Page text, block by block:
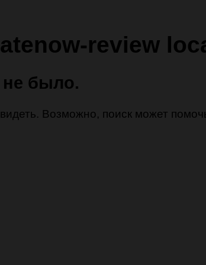
review
не было.
Возможно, поиск может